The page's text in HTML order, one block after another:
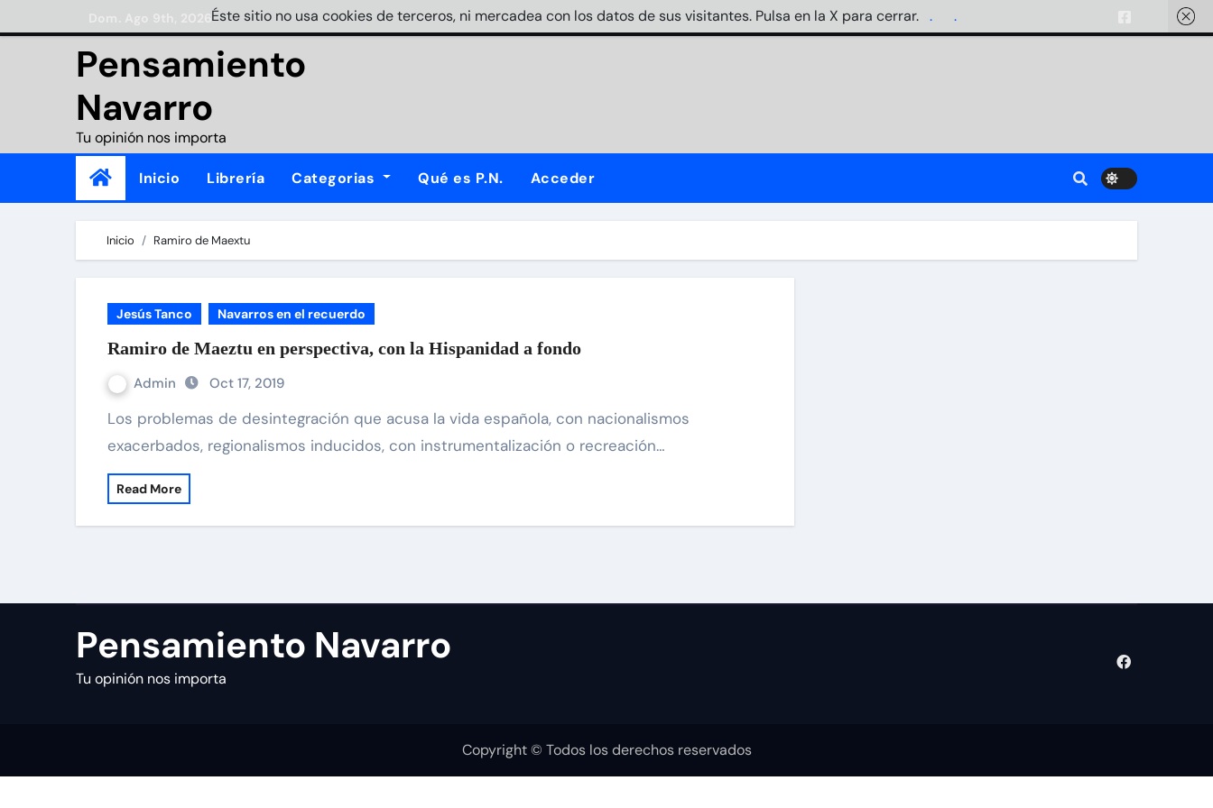
to
Dom. Ago 9th, 2026
Pensamiento
Navarro
Tu opinión nos importa
Inicio Librería Categorias Qué es P.N. Acceder
Inicio Ramiro de Maextu
Jesús Tanco Navarros en el recuerdo
Ramiro de Maeztu en perspectiva, con la Hispanidad a fondo
Admin Oct 17, 2019
Los problemas de desintegración que acusa la vida española, con nacionalismos
exacerbados, regionalismos inducidos, con instrumentalización o recreación…
Read More
Pensamiento Navarro
Tu opinión nos importa
Copyright © Todos los derechos reservados
Éste sitio no usa cookies de terceros, ni mercadea con los datos de sus visitantes. Pulsa en la X para cerrar. . .